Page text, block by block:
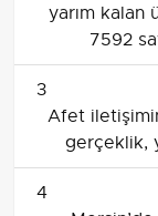
yarım kalan
7592
3
Afet
gerçeklik,
4